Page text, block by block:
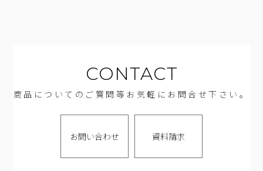
CONTACT
商品についてのご質問等お気軽にお問合せ下さい。
お問い合わせ 資料請求